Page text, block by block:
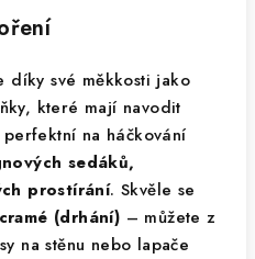
díky své měkkosti jako
které mají navodit
na háčkování
sedáků,
prostírání. Skvěle se
(drhání) – můžete z
na stěnu nebo lapače